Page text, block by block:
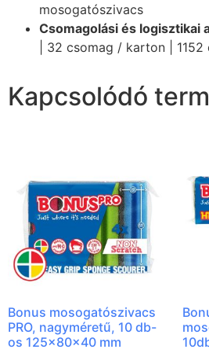
mosogatószivacs
Csomagolási és logisztikai
| 32 csomag / karton |
Kapcsolódó
Bonus mosogatószivacs
PRO, nagyméretű, 10 db-
os 125x80x40 mm